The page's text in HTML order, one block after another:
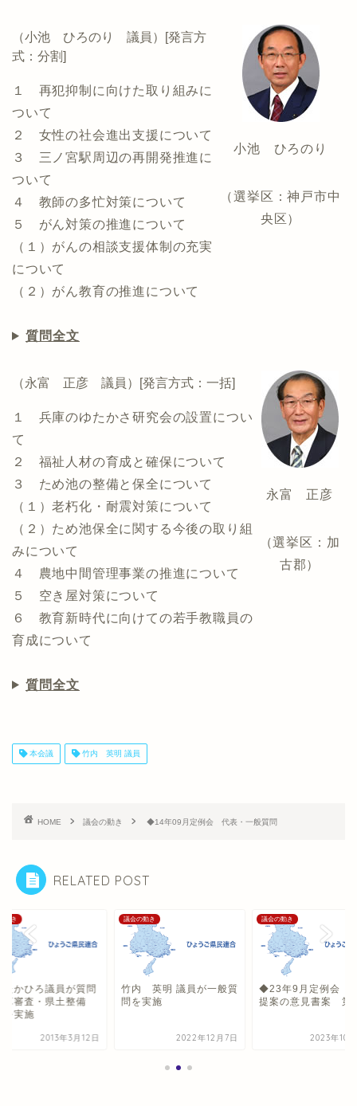
（小池 ひろのり 議員）[発言方
式：分割]
１ 再犯抑制に向けた取り組みに
ついて
２ 女性の社会進出支援について
３ 三ノ宮駅周辺の再開発推進に
ついて
４ 教師の多忙対策について
５ がん対策の推進について
（１）がんの相談支援体制の充実
について
（２）がん教育の推進について
質問全文
小池 ひろのり
（選挙区：神戸市中
央区）
（永富 正彦 議員）[発言方式：一括]
１ 兵庫のゆたかさ研究会の設置につい
て
２ 福祉人材の育成と確保について
３ ため池の整備と保全について
（１）老朽化・耐震対策について
（２）ため池保全に関する今後の取り組
みについて
４ 農地中間管理事業の推進について
５ 空き屋対策について
６ 教育新時代に向けての若手教職員の
育成について
質問全文
永富 正彦
（選挙区：加
古郡）
本会議 竹内 英明 議員
HOME 議会の動き ◆14年09月定例会 代表・一般質問
RELATED POST
動き
たかひろ議員が質問
算審査・県土整備
を実施
2013年3月12日
議会の動き
竹内 英明 議員が一般質
問を実施
2022年12月7日
議会の動き
◆23年9月定例会
提案の意見書案 第
2023年10